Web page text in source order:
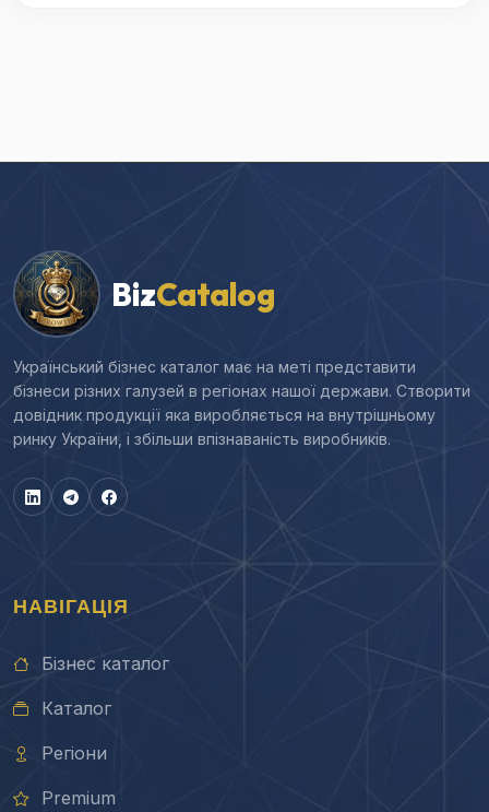
BizCatalog
Український бізнес каталог має на меті представити
бізнеси різних галузей в регіонах нашої держави. Створити
довідник продукції яка виробляється на внутрішньому
ринку України, і збільши впізнаваність виробників.
НАВІГАЦІЯ
Бізнес каталог
Каталог
Регіони
Premium